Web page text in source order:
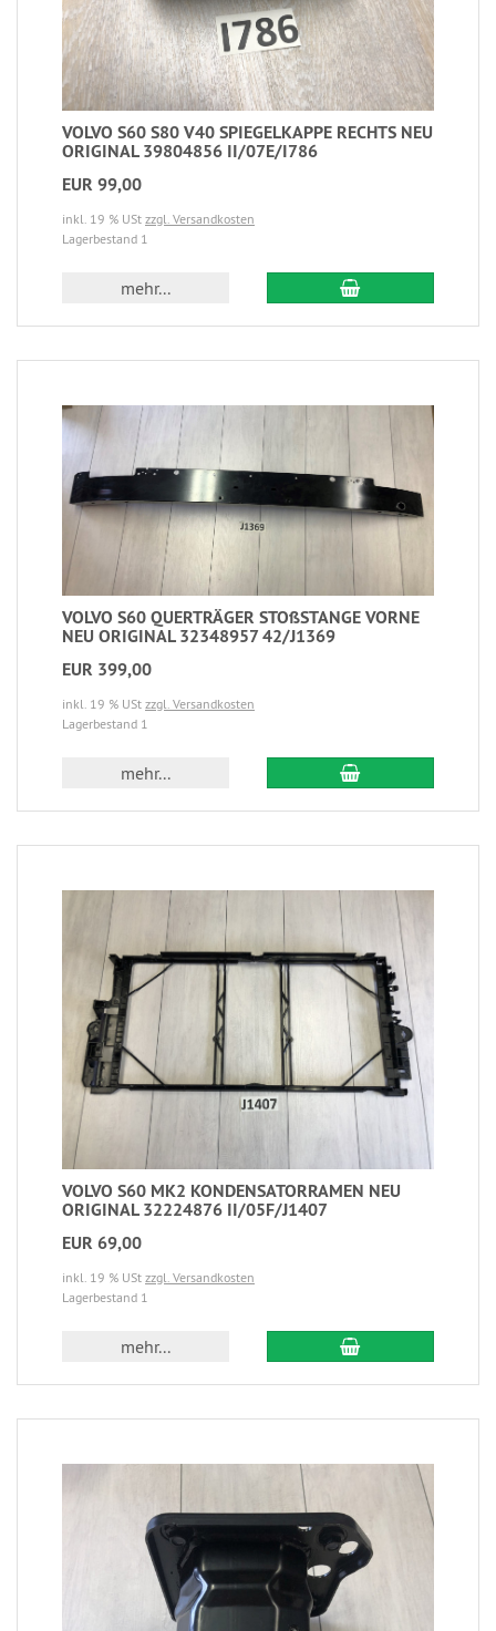
VOLVO S60 S80 V40 SPIEGELKAPPE RECHTS NEU
ORIGINAL 39804856 II/07E/I786
EUR 99,00
inkl. 19 % USt zzgl. Versandkosten
Lagerbestand 1
mehr...
VOLVO S60 QUERTRÄGER STOßSTANGE VORNE
NEU ORIGINAL 32348957 42/J1369
EUR 399,00
inkl. 19 % USt zzgl. Versandkosten
Lagerbestand 1
mehr...
VOLVO S60 MK2 KONDENSATORRAMEN NEU
ORIGINAL 32224876 II/05F/J1407
EUR 69,00
inkl. 19 % USt zzgl. Versandkosten
Lagerbestand 1
mehr...